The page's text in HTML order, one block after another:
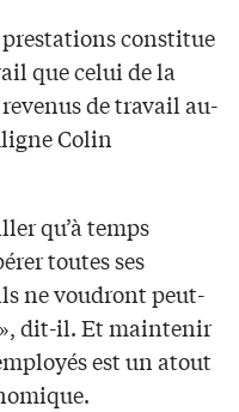
constitue
que celui de la
de travail au-
Colin
qu’à temps
toutes ses
ne voudront peut-
dit-il. Et maintenir
est un atout